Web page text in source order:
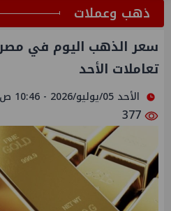
ذهب وعملات
سعر الذهب اليوم في مصر
تعاملات الأحد
الأحد 05/يوليو/2026 - 10:46 ص